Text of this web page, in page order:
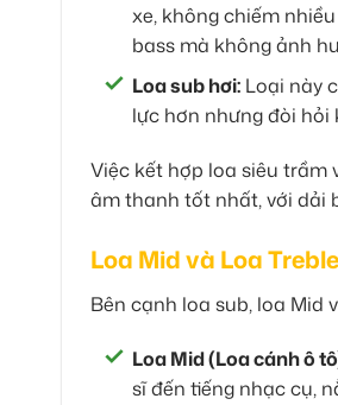
xe, không chiếm
bass mà không ảnh
Loa sub hơi: Loại này
lực hơn nhưng đòi hỏi
Việc kết hợp loa siêu
âm thanh tốt nhất, với dải
Loa Mid và Loa Treble
Bên cạnh loa sub, loa Mid
Loa Mid (Loa cánh ô
sĩ đến tiếng nhạc cụ,